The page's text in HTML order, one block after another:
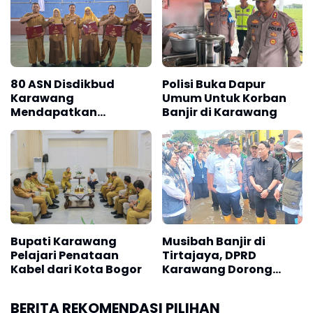
sesuai dengan tuntutan pekerja.
Semua rekomendasi dari kabupaten/kota tersebut direncanakan
akan dibahas pada 27 November sebelum ditetapkan pada 30
November 2023. (*)
Lengkapnya
80 ASN Disdikbud
Karawang
Mendapatkan
Satyalancana Karya
Satya dari Prabowo
Polisi Buka Dapur
Umum Untuk Korban
Banjir di Karawang
Bupati Karawang
Pelajari Penataan
Kabel dari Kota Bogor
Musibah Banjir di
Tirtajaya, DPRD
Karawang Dorong
BERITA REKOMENDASI PILIHAN